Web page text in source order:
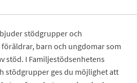
stödgrupper och
barn och ungdomar som
stöd. I Familjestödsenhetens
stödgrupper ges du möjlighet att